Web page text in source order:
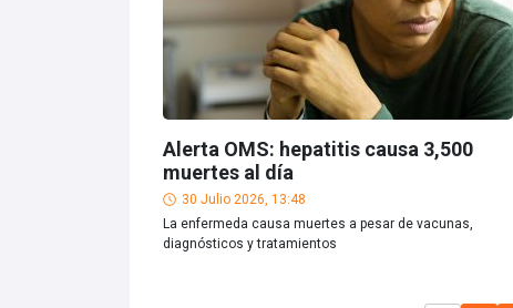
Alerta OMS: hepatitis causa 3,500
muertes al día
30 Julio 2026, 13:48
La enfermeda causa muertes a pesar de vacunas,
diagnósticos y tratamientos